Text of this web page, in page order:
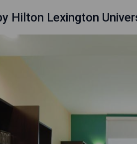
Hilton Lexington